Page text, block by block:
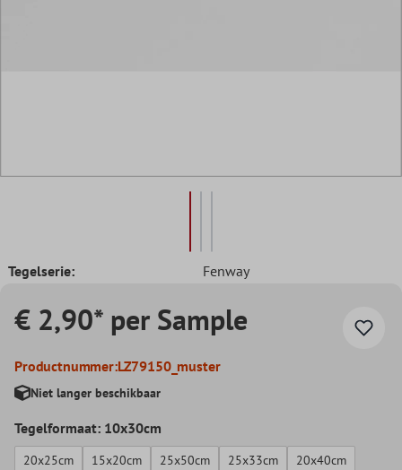
Tegelserie: Fenway
€ 2,90* per Sample
Productnummer:LZ79150_muster
Niet langer beschikbaar
Tegelformaat: 10x30cm
20x25cm 15x20cm 25x50cm 25x33cm
20x40cm